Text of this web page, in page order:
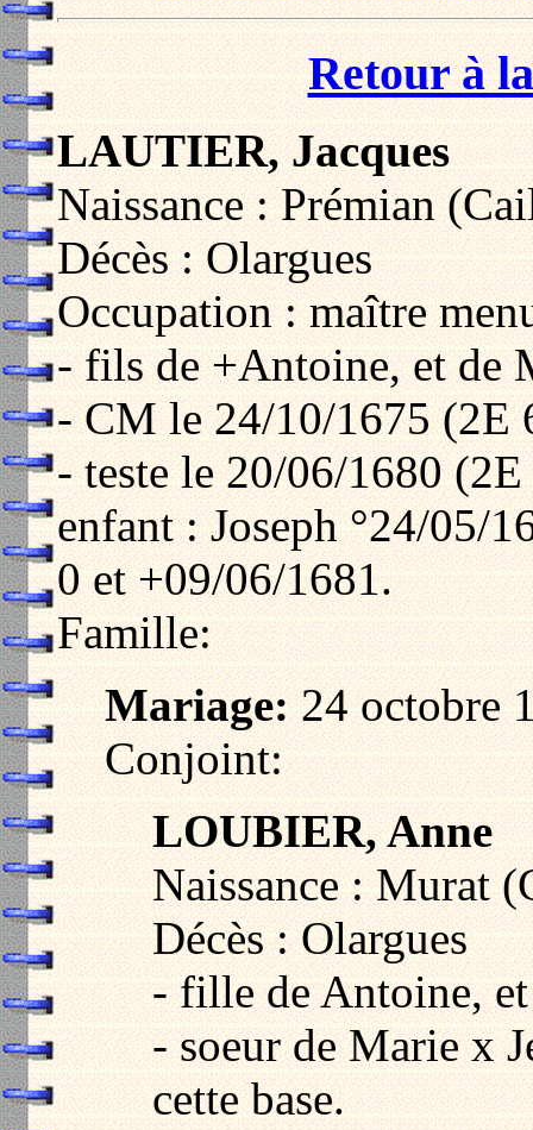
Retour à
LAUTIER, Jacques
Naissance : Prémian
Décès : Olargues
Occupation : maître
- fils de +Antoine, et de
- CM le 24/10/1675 (2E
- teste le 20/06/1680
enfant : Joseph °24/05/
0 et +09/06/1681.
Famille:
Mariage:24 octobre
Conjoint:
LOUBIER, Anne
Naissance : Murat
Décès : Olargues
- fille de Antoine,
- soeur de Marie x
cette base.